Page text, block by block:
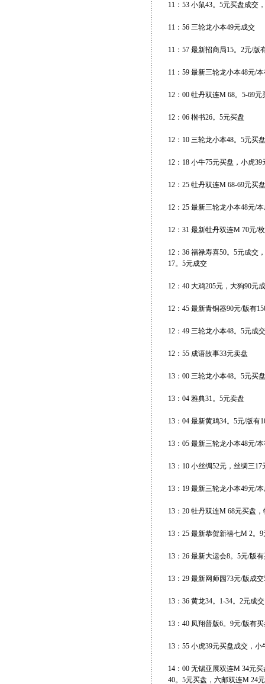
11：53 小鼠43。5元买盘成交
11：56 三轮龙小本49元成交
11：57 最新招商局15。2元/版
11：59 最新三轮龙小本48元/
12：00 牡丹双连M 68。5-69元
12：06 楷书26。5元买盘
12：10 三轮龙小本48。5元买
12：18 小牛75元买盘，小虎
12：25 牡丹双连M 68-69元买
12：25 最新三轮龙小本48元/
12：31 最新牡丹双连M 70元/
12：36 福禄寿喜50。5元成交
17。5元成交
12：40 大鸡205元，大狗90元
12：45 最新青铜器90元/版有
12：49 三轮龙小本48。5元成
12：55 成语故事33元卖盘
13：00 三轮龙小本48。5元买盘
13：04 雅典31。5元卖盘
13：04 最新黄鸡34。5元/版有
13：05 最新三轮龙小本48元/
13：10 小丝绸52元，丝绸三
13：19 最新三轮龙小本49元/
13：20 牡丹双连M 68元买盘
13：25 最新恭贺新禧七M 2。
13：26 最新大运会8。5元/版
13：29 最新网师园73元/版成交
13：36 黄龙34。1-34。2元成交
13：40 凤翔普版6。9元/版有
13：55 小虎39元买盘成交，
14：00 无锡亚展双连M 34元
40。5元买盘，六邮双连M 24